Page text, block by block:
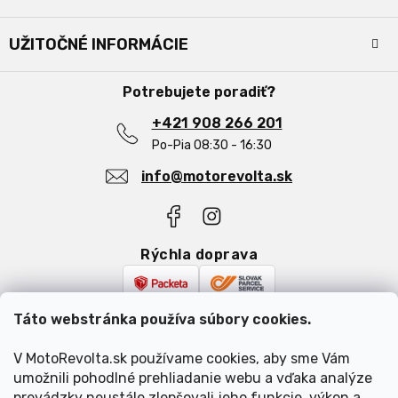
Táto webstránka používa súbory cookies.
V MotoRevolta.sk používame cookies, aby sme Vám
umožnili pohodlné prehliadanie webu a vďaka analýze
ä
e
Doprava a platba
Obchodné podmienky
Podmienky ochrany osobných údajov
Reklamácia a vrátenie tovaru
UŽITOČNÉ INFORMÁCIE
Potrebujete poradiť?
+421 908 266 201
Po-Pia 08:30 - 16:30
info@motorevolta.sk
Rýchla doprava
Bezpečná platba